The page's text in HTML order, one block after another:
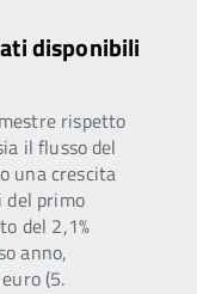
disponibili
rispetto
il flusso del
una crescita
del primo
del 2,1%
anno,
(5.